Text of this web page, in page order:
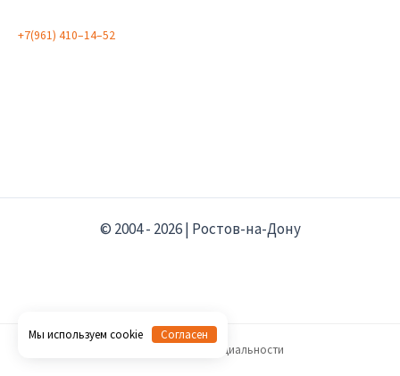
+7(961) 410–14–52
© 2004 - 2026 | Ростов-на-Дону
Политика конфиденциальности
Мы используем cookie Согласен